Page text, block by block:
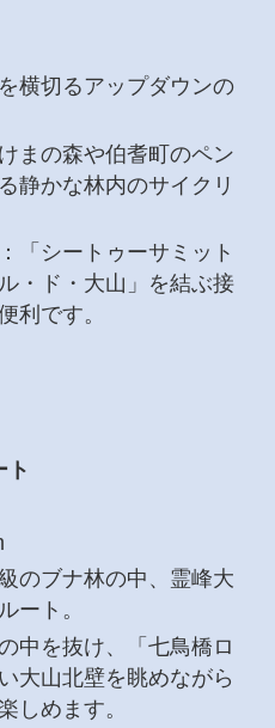
横切るアップダウンの
まの森や伯耆町のペン
静かな林内のサイクリ
「シートゥーサミット
・ド・大山」を結ぶ接
利です。
ト
のブナ林の中、霊峰大
ート。
中を抜け、「七鳥橋ロ
大山北壁を眺めながら
しめます。